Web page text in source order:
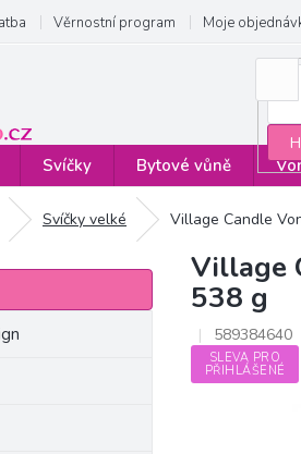
Věrnostní program Moje
Svíčky Bytové vůně
Svíčky velké Village Candle
Village
538 g
589384640
SLEVA PRO
PŘIHLÁŠENÉ